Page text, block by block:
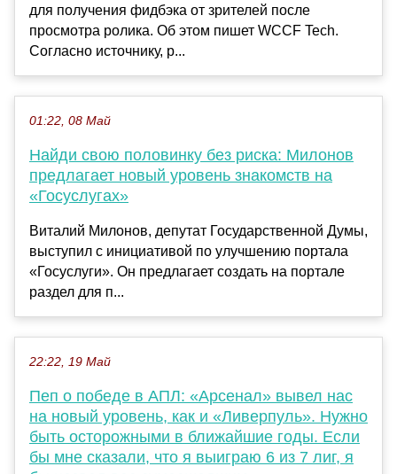
для получения фидбэка от зрителей после
просмотра ролика. Об этом пишет WCCF Tech.
Согласно источнику, р...
01:22, 08 Май
Найди свою половинку без риска: Милонов
предлагает новый уровень знакомств на
«Госуслугах»
Виталий Милонов, депутат Государственной Думы,
выступил с инициативой по улучшению портала
«Госуслуги». Он предлагает создать на портале
раздел для п...
22:22, 19 Май
Пеп о победе в АПЛ: «Арсенал» вывел нас
на новый уровень, как и «Ливерпуль». Нужно
быть осторожными в ближайшие годы. Если
бы мне сказали, что я выиграю 6 из 7 лиг, я